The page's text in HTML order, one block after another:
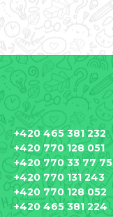
+420 465 381 232
+420 770 128 051
+420 770 33 77 75
+420 770 131 243
+420 770 128 052
+420 465 381 224